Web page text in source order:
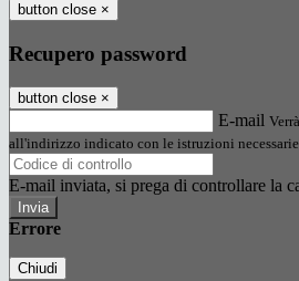
button close ×
Recupero password
button close ×
E-mail
all'indirizzo indicato con le istruzioni
E-mail inviata, si prega di controllare la
Errore
Chiudi